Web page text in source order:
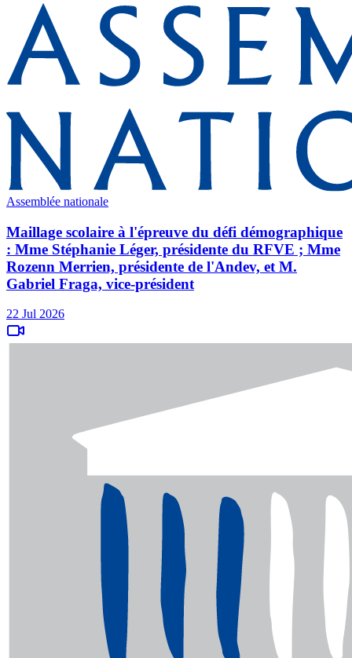
Assemblée nationale
Maillage scolaire à l'épreuve du défi démographique
: Mme Stéphanie Léger, présidente du RFVE ; Mme
Rozenn Merrien, présidente de l'Andev, et M.
Gabriel Fraga, vice-président
22 Jul 2026